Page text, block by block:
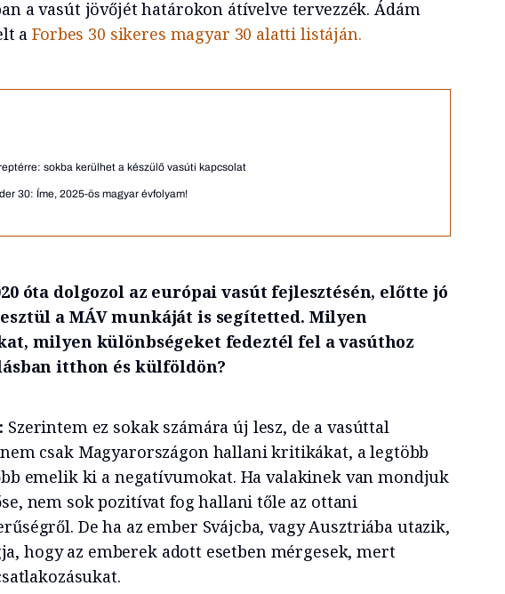
a vasút jövőjét határokon átívelve tervezzék. Ádám
a Forbes 30 sikeres magyar 30 alatti listáján.
sokba kerülhet a készülő vasúti kapcsolat
30: Íme, 2025-ös magyar évfolyam!
óta dolgozol az európai vasút fejlesztésén, előtte jó
a MÁV munkáját is segítetted. Milyen
milyen különbségeket fedeztél fel a vasúthoz
itthon és külföldön?
Szerintem ez sokak számára új lesz, de a vasúttal
csak Magyarországon hallani kritikákat, a legtöbb
emelik ki a negatívumokat. Ha valakinek van mondjuk
nem sok pozitívat fog hallani tőle az ottani
De ha az ember Svájcba, vagy Ausztriába utazik,
hogy az emberek adott esetben mérgesek, mert